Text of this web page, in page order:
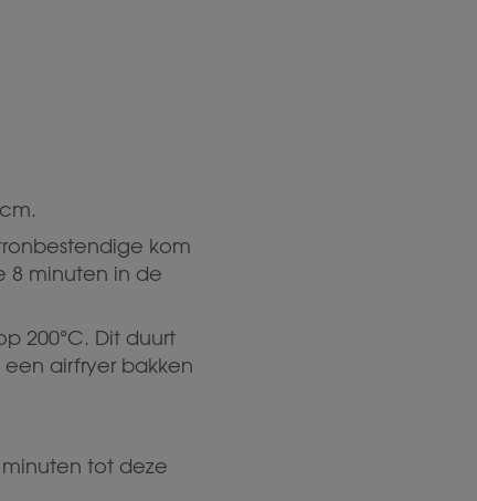
kom
8 minuten in de
200°C. Dit duurt
airfryer bakken
minuten tot deze